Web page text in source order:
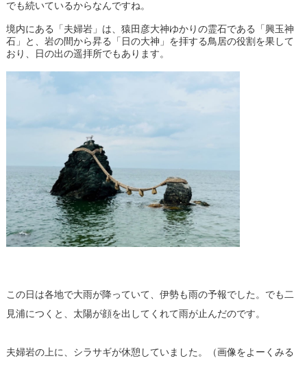
でも続いているからなんですね。
境内にある「夫婦岩」は、猿田彦大神ゆかりの霊石である「興玉神
石」と、岩の間から昇る「日の大神」を拝する鳥居の役割を果して
おり、日の出の遥拝所でもあります。
この日は各地で大雨が降っていて、伊勢も雨の予報でした。でも二
見浦につくと、太陽が顔を出してくれて雨が止んだのです。
夫婦岩の上に、シラサギが休憩していました。（画像をよーくみる